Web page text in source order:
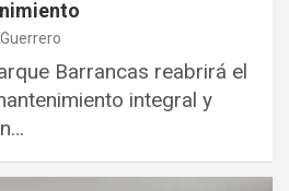
Barrancas reabrirá el
integral y